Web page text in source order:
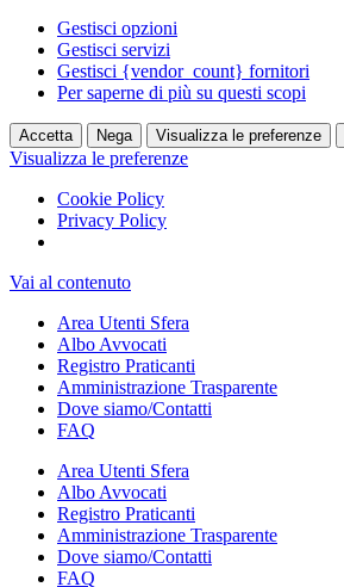
Gestisci opzioni
Gestisci servizi
Gestisci {vendor_count} fornitori
Per saperne di più su questi scopi
Accetta Nega Visualizza le preferenze
Visualizza le preferenze
Cookie Policy
Privacy Policy
Vai al contenuto
Area Utenti Sfera
Albo Avvocati
Registro Praticanti
Amministrazione Trasparente
Dove siamo/Contatti
FAQ
Area Utenti Sfera
Albo Avvocati
Registro Praticanti
Amministrazione Trasparente
Dove siamo/Contatti
FAQ